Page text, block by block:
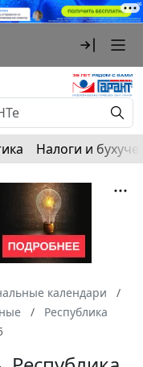
Налоги и
календари
Республика